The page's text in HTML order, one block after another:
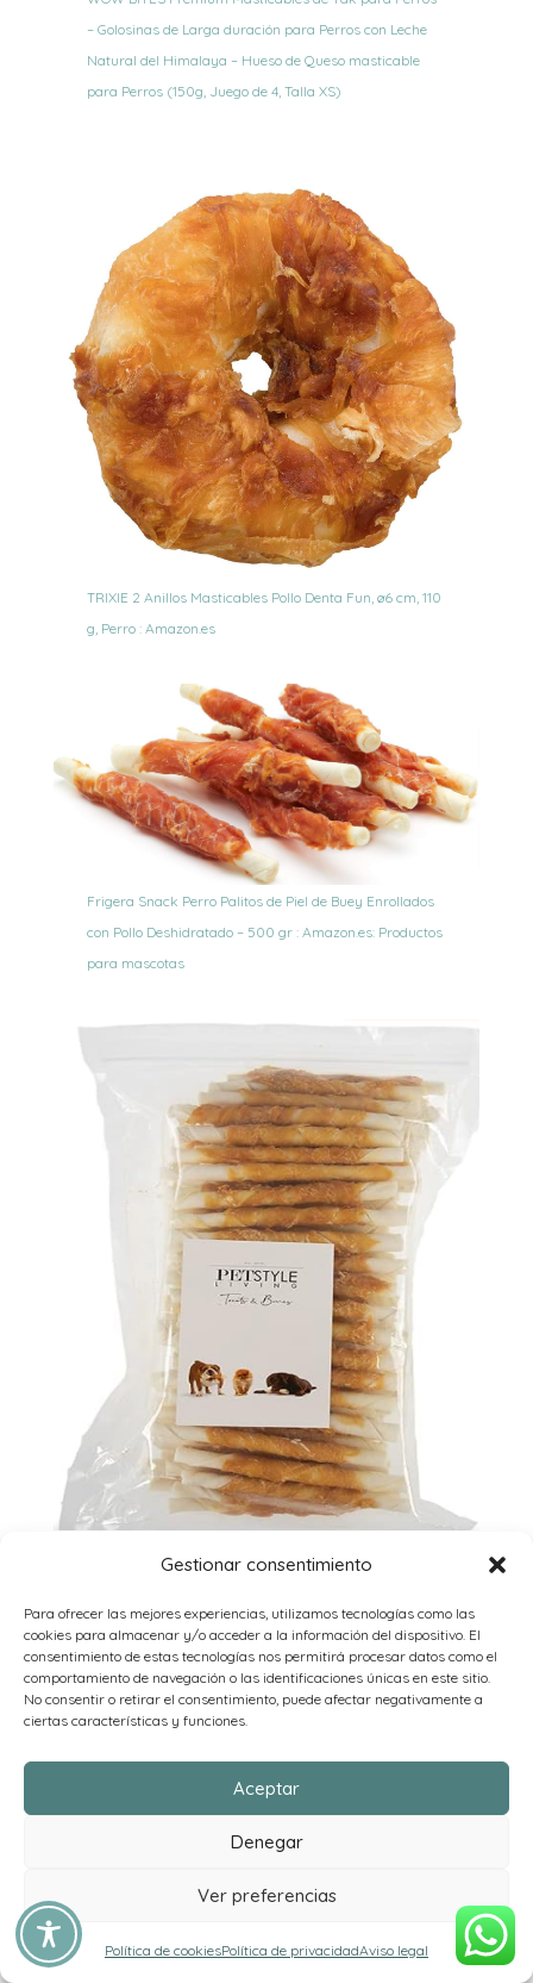
Gestionar consentimiento
Para ofrecer las mejores experiencias, utilizamos tecnologías como las
cookies para almacenar y/o acceder a la información del dispositivo. El
consentimiento de estas tecnologías nos permitirá procesar datos como el
comportamiento de navegación o las identificaciones únicas en este sitio.
No consentir o retirar el consentimiento, puede afectar negativamente a
ciertas características y funciones.
Aceptar
Denegar
Ver preferencias
Política de cookiesPolítica de privacidadAviso legal
– Golosinas de Larga duración para Perros con Leche
Natural del Himalaya – Hueso de Queso masticable
para Perros (150g, Juego de 4, Talla XS)
TRIXIE 2 Anillos Masticables Pollo Denta Fun, ø6 cm, 110
g, Perro : Amazon.es
Frigera Snack Perro Palitos de Piel de Buey Enrollados
con Pollo Deshidratado – 500 gr : Amazon.es: Productos
para mascotas
para Perros – 100 Unidades : Amazon.es: Productos
para mascotas